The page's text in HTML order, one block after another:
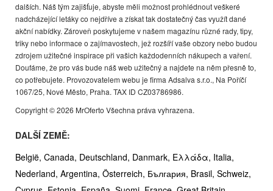
dalších. Náš tým zajišťuje, abyste měli možnost prohlédnout veškeré
nadcházející letáky co nejdříve a získat tak dostatečný čas využít dané
akční nabídky. Zároveň poskytujeme v našem magazínu různé rady, tipy,
triky nebo informace o zajímavostech, jež rozšíří vaše obzory nebo budou
zdrojem užitečné inspirace při vašich každodenních nákupech a vaření.
Doufáme, že pro vás bude náš web užitečný a najdete na něm přesně to,
co potřebujete. Provozovatelem webu je firma Adsalva s.r.o., Na Poříčí
1067/25, Nové Město, Praha. TAX ID CZ03786986.
Copyright © 2026 MrOferto Všechna práva vyhrazena.
DALŠÍ ZEMĚ:
België, Canada, Deutschland, Danmark, Ελλάδα, Italia,
Nederland, Argentina, Österreich, България, Brasil, Schweiz,